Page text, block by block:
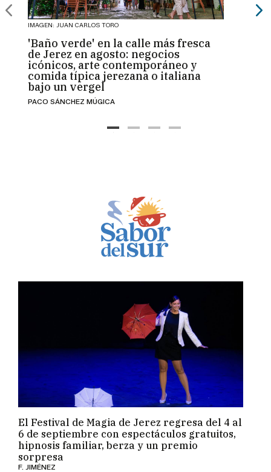
IMAGEN: JUAN CARLOS TORO
'Baño verde' en la calle más fresca
de Jerez en agosto: negocios
icónicos, arte contemporáneo y
comida típica jerezana o italiana
bajo un vergel
PACO SÁNCHEZ MÚGICA
El Festival de Magia de Jerez regresa del 4 al
6 de septiembre con espectáculos gratuitos,
hipnosis familiar, berza y un premio
sorpresa
F. JIMÉNEZ